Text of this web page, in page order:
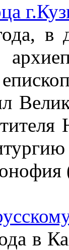
в
в